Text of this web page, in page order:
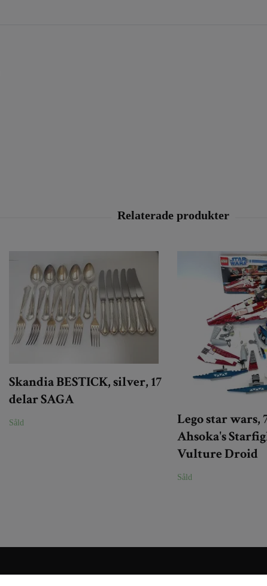
Skandia BESTICK, silver, 17
delar SAGA
Såld
Lego star wars,
Ahsoka's
Vulture Droid
Såld